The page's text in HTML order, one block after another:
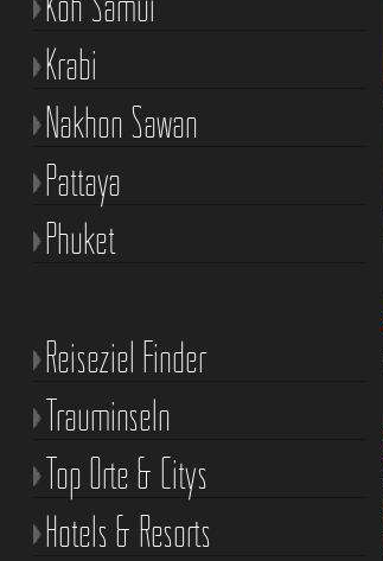
Krabi
Nakhon Sawan
Pattaya
Phuket
Reiseziel Finder
Trauminseln
Top Orte & Citys
Hotels & Resorts